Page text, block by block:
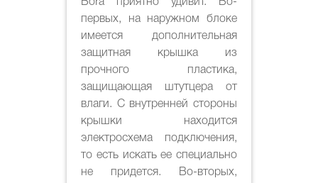
первых, на наружном блоке
имеется дополнительная
защитная крышка из
прочного пластика,
защищающая штутцера от
влаги. С внутренней стороны
крышки находится
электросхема подключения,
то есть искать ее специально
не придется. Во-вторых,